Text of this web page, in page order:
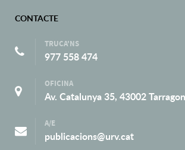
CONTACTE
TRUCA'NS
977 558 474
OFICINA
Av. Catalunya 35, 43002
A/E
publicacions@urv.cat